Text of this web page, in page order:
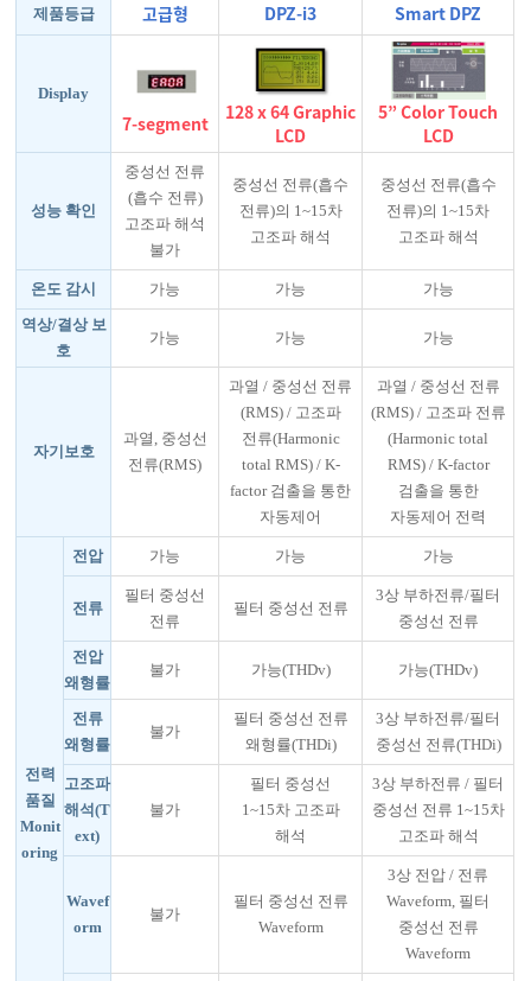
제품등급
고급형 DPZ-i3 Smart DPZ
Display
7-segment
128 x 64 Graphic
LCD
5” Color Touch
LCD
성능 확인
중성선 전류
(흡수 전류)
고조파 해석
불가
중성선 전류(흡수
전류)의 1~15차
고조파 해석
중성선 전류(흡수
전류)의 1~15차
고조파 해석
온도 감시 가능 가능
가능
역상/결상 보
호
가능 가능 가능
자기보호
과열, 중성선
전류(RMS)
과열 / 중성선 전류
(RMS) / 고조파
전류(Harmonic
total RMS) / K-
factor 검출을 통한
자동제어
과열 / 중성선 전류
(RMS) / 고조파 전류
(Harmonic total
RMS) / K-factor
검출을 통한
자동제어 전력
전력
품질
Monit
oring
전압 가능 가능 가능
전류
필터 중성선
전류
필터 중성선 전류
3상 부하전류/필터
중성선 전류
전압
왜형률
불가 가능(THDv) 가능(THDv)
전류
왜형률
불가
필터 중성선 전류
왜형률(THDi)
3상 부하전류/필터
중성선 전류(THDi)
고조파
해석(T
ext)
불가
필터 중성선
1~15차 고조파
해석
3상 부하전류 / 필터
중성선 전류 1~15차
고조파 해석
Wavef
orm
불가
필터 중성선 전류
Waveform
3상 전압 / 전류
Waveform, 필터
중성선 전류
Waveform